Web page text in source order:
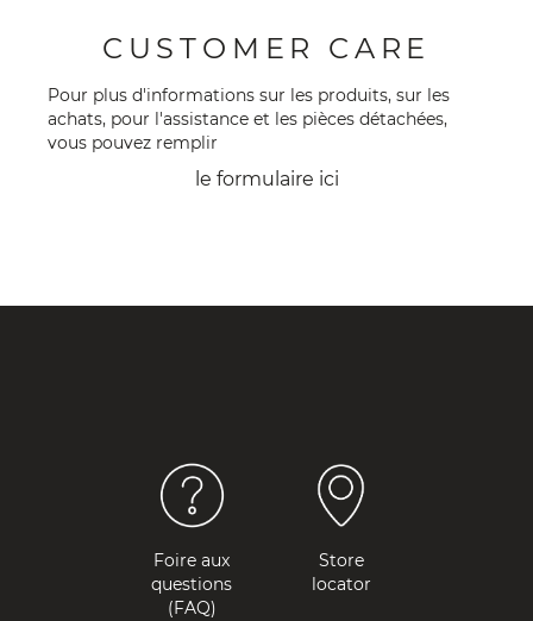
CUSTOMER CARE
Pour plus d'informations sur les produits, sur les
achats, pour l'assistance et les pièces détachées,
vous pouvez remplir
le formulaire ici
Foire aux
questions
(FAQ)
Store
locator